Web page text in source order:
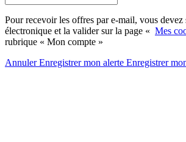
Pour recevoir les offres par e-mail, vous devez
électronique et la valider sur la page « Mes
rubrique « Mon compte »
AnnulerEnregistrer mon alerte Enregistrer